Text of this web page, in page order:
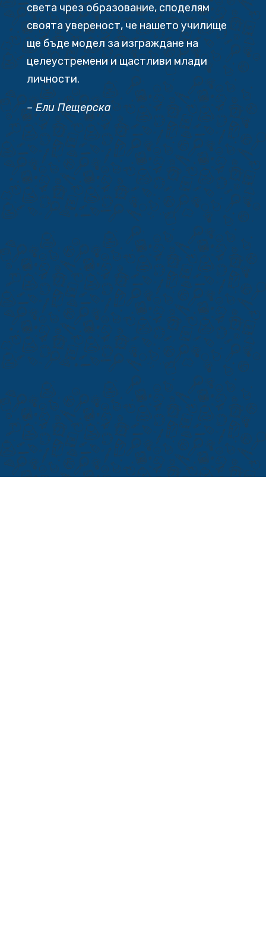
света чрез образование, споделям
своята увереност, че нашето училище
ще бъде модел за изграждане на
целеустремени и щастливи млади
личности.
– Ели Пещерска